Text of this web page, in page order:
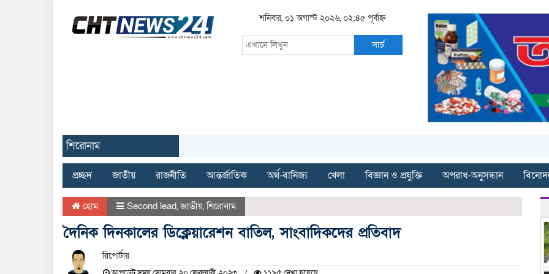
শনিবার, ০১ অগাস্ট ২০২৬, ০২:৪৫ পূর্বাহ্ন
সার্চ
শিরোনাম
প্রচ্ছদ জাতীয় রাজনীতি আন্তর্জাতিক অর্থ-বানিজ্য খেলা বিজ্ঞান ও প্রযুক্তি অপরাধ-অনুসন্ধান
হোম Second lead,জাতীয়,শিরোনাম
দৈনিক দিনকালের ডিক্লেয়ারেশন বাতিল, সাংবাদিকদের প্রতিবাদ
রিপোর্টার